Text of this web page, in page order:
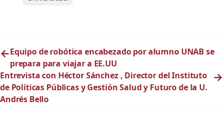
←Equipo de robótica encabezado por alumno UNAB se
prepara para viajar a EE.UU
Entrevista con Héctor Sánchez , Director del Instituto
de Políticas Públicas y Gestión Salud y Futuro de la U.
Andrés Bello
→